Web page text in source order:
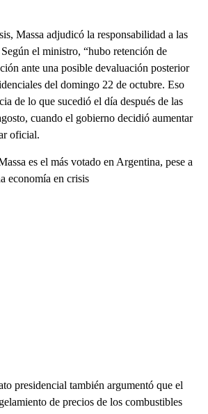
Massa adjudicó la responsabilidad a las
el ministro, “hubo retención de
ante una posible devaluación posterior
del domingo 22 de octubre. Eso
de lo que sucedió el día después de las
cuando el gobierno decidió aumentar
oficial.
es el más votado en Argentina, pese a
economía en crisis
presidencial también argumentó que el
de precios de los combustibles